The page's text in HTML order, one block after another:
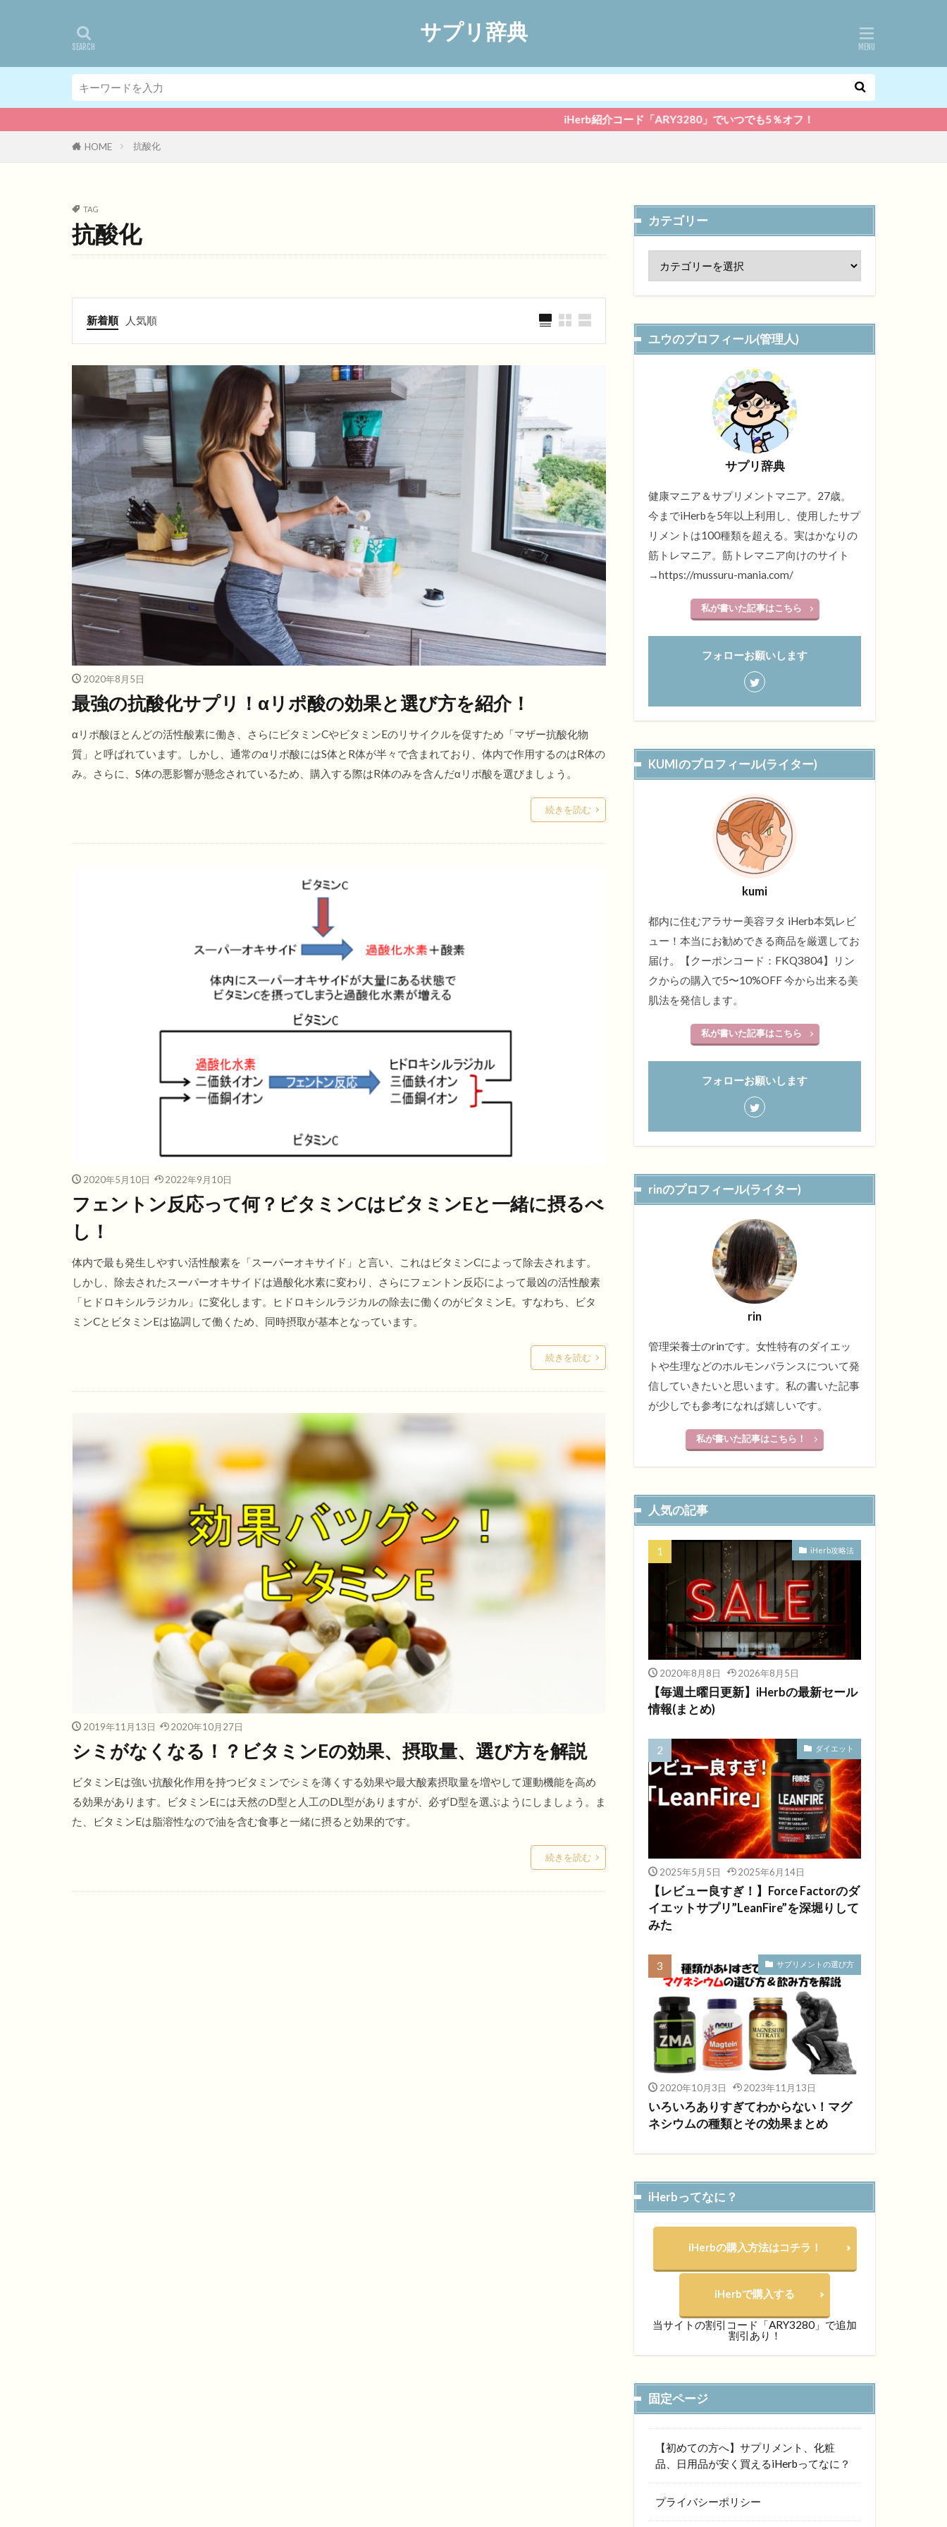
サプリ辞典
iHerb紹介コード「ARY3280」でいつでも5％オフ！
HOME 抗酸化
TAG
抗酸化
新着順 人気順
2020年8月5日
最強の抗酸化サプリ！αリポ酸の効果と選び方を紹介！
αリポ酸ほとんどの活性酸素に働き、さらにビタミンCやビタミンEのリサイクルを促すため「マザー抗酸化物
質」と呼ばれています。しかし、通常のαリポ酸にはS体とR体が半々で含まれており、体内で作用するのはR体の
み。さらに、S体の悪影響が懸念されているため、購入する際はR体のみを含んだαリポ酸を選びましょう。
続きを読む
2020年5月10日 2022年9月10日
フェントン反応って何？ビタミンCはビタミンEと一緒に摂るべ
し！
体内で最も発生しやすい活性酸素を「スーパーオキサイド」と言い、これはビタミンCによって除去されます。
しかし、除去されたスーパーオキサイドは過酸化水素に変わり、さらにフェントン反応によって最凶の活性酸素
「ヒドロキシルラジカル」に変化します。ヒドロキシルラジカルの除去に働くのがビタミンE。すなわち、ビタ
ミンCとビタミンEは協調して働くため、同時摂取が基本となっています。
続きを読む
2019年11月13日 2020年10月27日
シミがなくなる！？ビタミンEの効果、摂取量、選び方を解説
ビタミンEは強い抗酸化作用を持つビタミンでシミを薄くする効果や最大酸素摂取量を増やして運動機能を高め
る効果があります。ビタミンEには天然のD型と人工のDL型がありますが、必ずD型を選ぶようにしましょう。ま
た、ビタミンEは脂溶性なので油を含む食事と一緒に摂ると効果的です。
続きを読む
カテゴリー
ユウのプロフィール(管理人)
サプリ辞典
健康マニア＆サプリメントマニア。27歳。
今までiHerbを5年以上利用し、使用したサプ
リメントは100種類を超える。実はかなりの
筋トレマニア。筋トレマニア向けのサイト
→https://mussuru-mania.com/
私が書いた記事はこちら
フォローお願いします
KUMIのプロフィール(ライター)
kumi
都内に住むアラサー美容ヲタ iHerb本気レビ
ュー！本当にお勧めできる商品を厳選してお
届け。【クーポンコード：FKQ3804】リン
クからの購入で5〜10%OFF 今から出来る美
肌法を発信します。
私が書いた記事はこちら
フォローお願いします
rinのプロフィール(ライター)
rin
管理栄養士のrinです。女性特有のダイエッ
トや生理などのホルモンバランスについて発
信していきたいと思います。私の書いた記事
が少しでも参考になれば嬉しいです。
私が書いた記事はこちら！
人気の記事
iHerb攻略法
2020年8月8日 2026年8月5日
【毎週土曜日更新】iHerbの最新セール
情報(まとめ)
ダイエット
2025年5月5日 2025年6月14日
【レビュー良すぎ！】Force Factorのダ
イエットサプリ”LeanFire”を深堀りして
みた
サプリメントの選び方
2020年10月3日 2023年11月13日
いろいろありすぎてわからない！マグ
ネシウムの種類とその効果まとめ
iHerbってなに？
iHerbの購入方法はコチラ！
iHerbで購入する
当サイトの割引コード「ARY3280」で追加
割引あり！
固定ページ
【初めての方へ】サプリメント、化粧
品、日用品が安く買えるiHerbってなに？
プライバシーポリシー